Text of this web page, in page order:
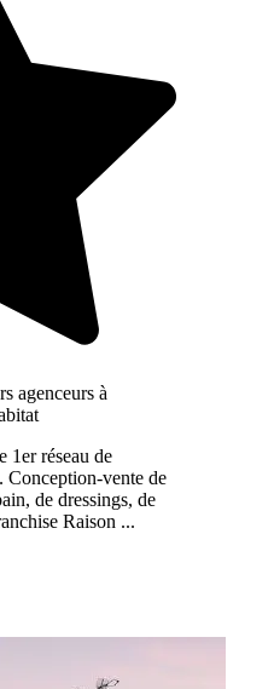
agenceurs à
1er réseau de
Conception-vente de
de dressings, de
Raison ...